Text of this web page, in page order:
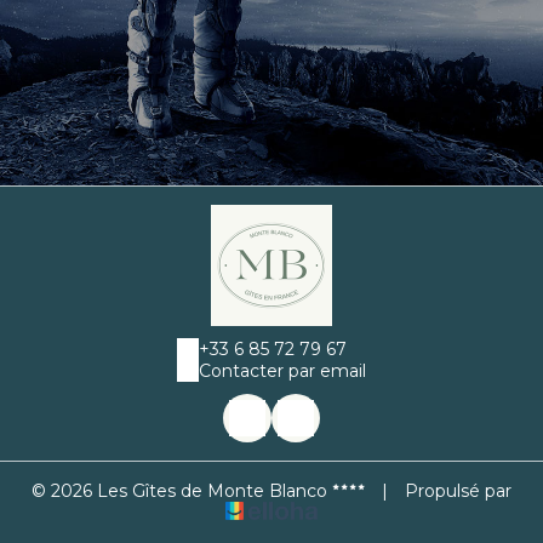
+33 6 85 72 79 67
Contacter par email
© 2026 Les Gîtes de Monte Blanco | Propulsé par